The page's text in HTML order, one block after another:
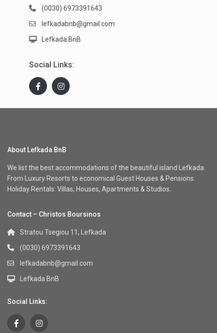
(0030) 6973391643
lefkadabnb@gmail.com
Lefkada BnB
Social Links:
About Lefkada BnB
We list the best accommodations of the beautiful island Lefkada.
From Luxury Resorts to economical Guest Houses & Pensions.
Holiday Rentals: Villas, Houses, Apartments & Studios.
Contact – Christos Boursinos
Stratou Tsegiou 11, Lefkada
(0030) 6973391643
lefkadabnb@gmail.com
Lefkada BnB
Social Links: